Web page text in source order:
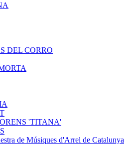
DEL CORRO
'TITANA'
de Músiques d'Arrel de Catalunya